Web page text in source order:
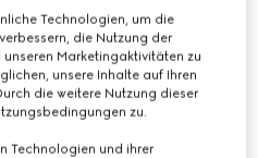
Technologien, um die
die Nutzung der
Marketingaktivitäten zu
unsere Inhalte auf Ihren
die weitere Nutzung dieser
zu.
Technologien und ihrer